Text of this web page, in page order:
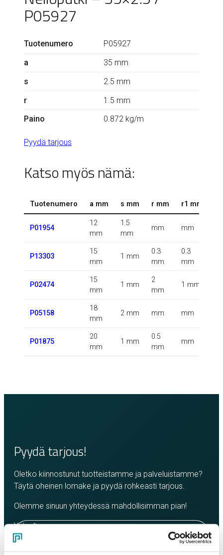
P05927
Tuotenumero
P05927
a
35 mm
s
2.5 mm
r
1.5 mm
Paino
0.872 kg/m
Pyydä tarjous
Katso myös nämä:
Tuotenumero a mm s mm r mm r1 mm
P01954
12
mm
1.5
mm
mm mm
P13303
15
mm
1 mm
0.3
mm
0.3
mm
P02474
15
mm
1 mm
2
mm
1 mm
P05158
18
mm
2 mm mm mm
P01875
20
mm
1 mm
0.5
mm
mm
Pyydä tarjous!
Oletko kiinnostunut tuotteistamme ja palveluistamme?
Täytä oheinen lomake ja pyydä rohkeasti tarjous.
Olemme sinuun yhteydessä mahdollisimman pian!
Yritys*